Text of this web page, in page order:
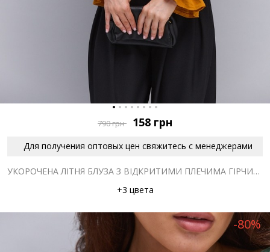
790грн 158 грн
Для получения оптовых цен свяжитесь с менеджерами
УКОРОЧЕНА ЛІТНЯ БЛУЗА З ВІДКРИТИМИ ПЛЕЧИМА ГІРЧИЧНА
+3 цвета
-80%